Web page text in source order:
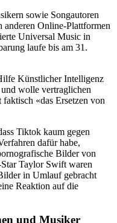
sowie Songautoren
Online-Plattformen
Universal Music in
laufe bis am 31.
Künstlicher Intelligenz
wolle vertraglichen
«das Ersetzen von
Tiktok kaum gegen
dafür habe,
Bilder von
Taylor Swift waren
in Umlauf gebracht
Reaktion auf die
und Musiker